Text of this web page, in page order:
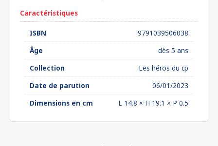
Caractéristiques
ISBN
9791039506038
Âge
dès 5 ans
Collection
Les héros du cp
Date de parution
06/01/2023
Dimensions en cm
L 14.8 × H 19.1 × P 0.5